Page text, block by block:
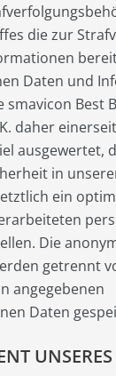
die zur
Daten und
Best
daher
ausgewertet,
in
ein
Die
getrennt
angegebenen
Daten
UNSERES